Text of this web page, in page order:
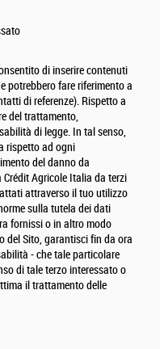
di inserire contenuti
potrebbero fare riferimento a
di referenze). Rispetto a
del trattamento,
di legge. In tal senso,
rispetto ad ogni
del danno da
Crédit Agricole Italia da terzi
attraverso il tuo utilizzo
sulla tutela dei dati
fornissi o in altro modo
del Sito, garantisci fin da ora
- che tale particolare
di tale terzo interessato o
il trattamento delle